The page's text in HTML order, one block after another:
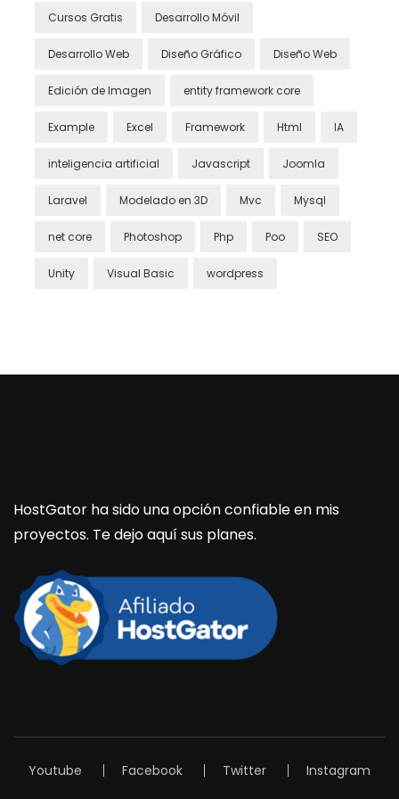
Cursos Gratis Desarrollo Móvil
Desarrollo Web Diseño Gráfico Diseño Web
Edición de Imagen entity framework core
Example Excel Framework Html IA
inteligencia artificial Javascript Joomla
Laravel Modelado en 3D Mvc Mysql
net core Photoshop Php Poo SEO
Unity Visual Basic wordpress
HostGator ha sido una opción confiable en mis
proyectos. Te dejo aquí sus planes.
Youtube Facebook Twitter Instagram